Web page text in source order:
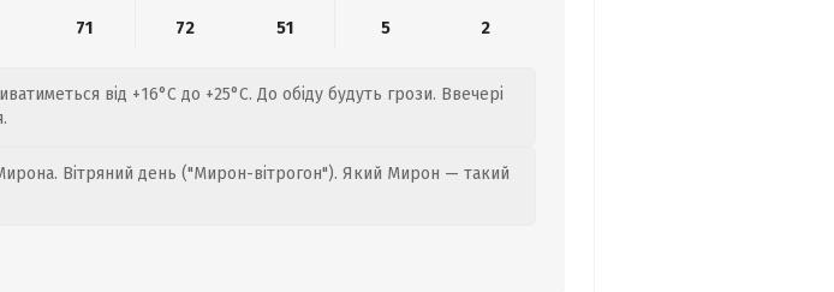
71 72 51 5 2
від +16°C до +25°C. До обіду будуть грози. Ввечері
Вітряний день ("Мирон-вітрогон"). Який Мирон — такий